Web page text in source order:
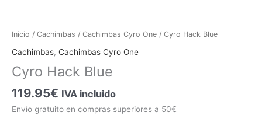
Inicio / Cachimbas / Cachimbas Cyro One / Cyro Hack Blue
Cachimbas, Cachimbas Cyro One
Cyro Hack Blue
119.95€ IVA incluido
Envío gratuito en compras superiores a 50€
Cyro
cantidad